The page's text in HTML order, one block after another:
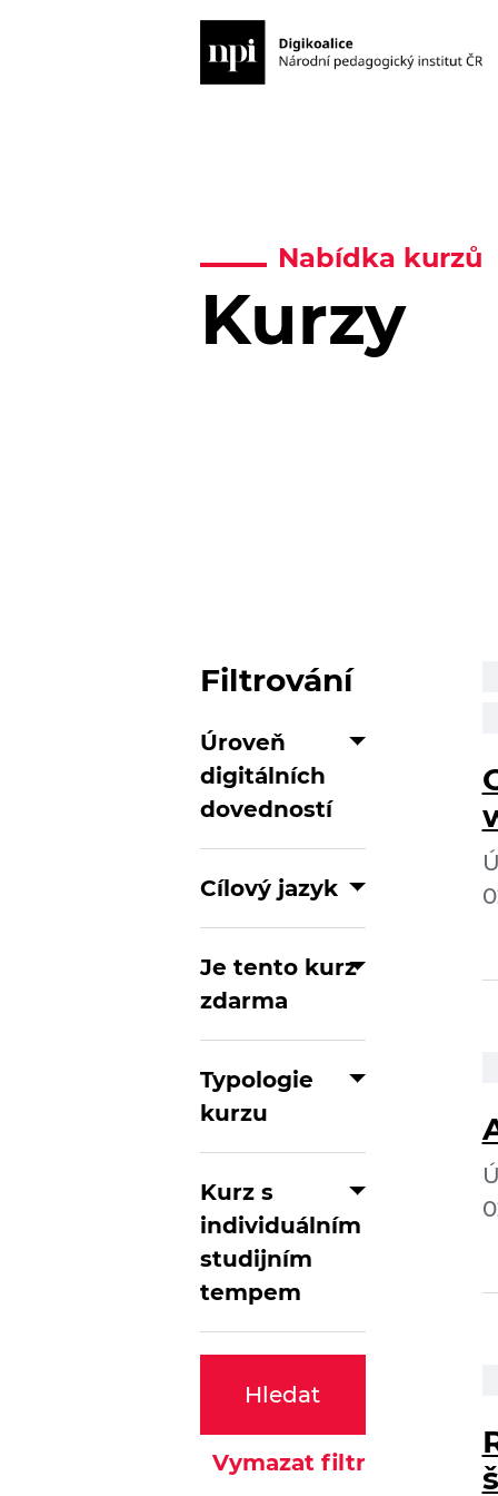
Nabídka kurzů
Kurzy
Filtrování
Úroveň
digitálních
dovedností
Cílový jazyk
Je tento kurz
zdarma
Typologie
kurzu
Kurz s
individuálním
studijním
tempem
Hledat
Vymazat filtr